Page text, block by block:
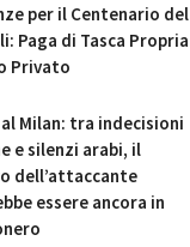
per il Centenario del
Paga di Tasca Propria
Privato
Milan: tra indecisioni
e silenzi arabi, il
dell’attaccante
essere ancora in